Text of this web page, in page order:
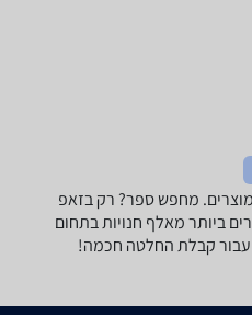
ספרים ‏לאה גולדברג -נמצאו 9 מוצרים. מחפש ספר? רק בזאפ
ביותר מאלף חנויות בתחום
עבור קבלת החלטה חכמה!